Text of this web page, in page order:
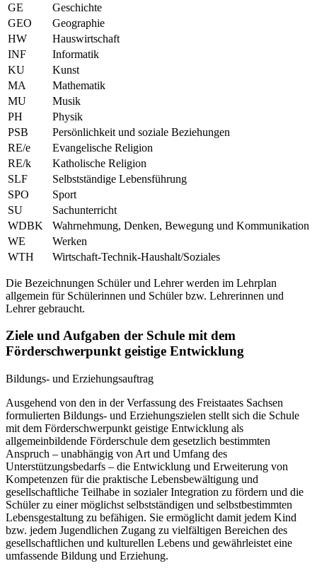
GE
Geschichte
GEO
Geographie
HW
Hauswirtschaft
INF
Informatik
KU
Kunst
MA
Mathematik
MU
Musik
PH
Physik
PSB
Persönlichkeit und soziale Beziehungen
RE/e
Evangelische Religion
RE/k
Katholische Religion
SLF
Selbstständige Lebensführung
SPO
Sport
SU
Sachunterricht
WDBK
Wahrnehmung, Denken, Bewegung und Kommunikation
WE
Werken
WTH
Wirtschaft-Technik-Haushalt/Soziales
Die Bezeichnungen Schüler und Lehrer werden im Lehrplan
allgemein für Schülerinnen und Schüler bzw. Lehrerinnen und
Lehrer gebraucht.
Ziele und Aufgaben der Schule mit dem
Förderschwerpunkt geistige Entwicklung
Bildungs- und Erziehungsauftrag
Ausgehend von den in der Verfassung des Freistaates Sachsen
formulierten Bildungs- und Erziehungszielen stellt sich die Schule
mit dem Förderschwerpunkt geistige Entwicklung als
allgemeinbildende Förderschule dem gesetzlich bestimmten
Anspruch – unabhängig von Art und Umfang des
Unterstützungsbedarfs – die Entwicklung und Erweiterung von
Kompetenzen für die praktische Lebensbewältigung und
gesellschaftliche Teilhabe in sozialer Integration zu fördern und die
Schüler zu einer möglichst selbstständigen und selbstbestimmten
Lebensgestaltung zu befähigen. Sie ermöglicht damit jedem Kind
bzw. jedem Jugendlichen Zugang zu vielfältigen Bereichen des
gesellschaftlichen und kulturellen Lebens und gewährleistet eine
umfassende Bildung und Erziehung.